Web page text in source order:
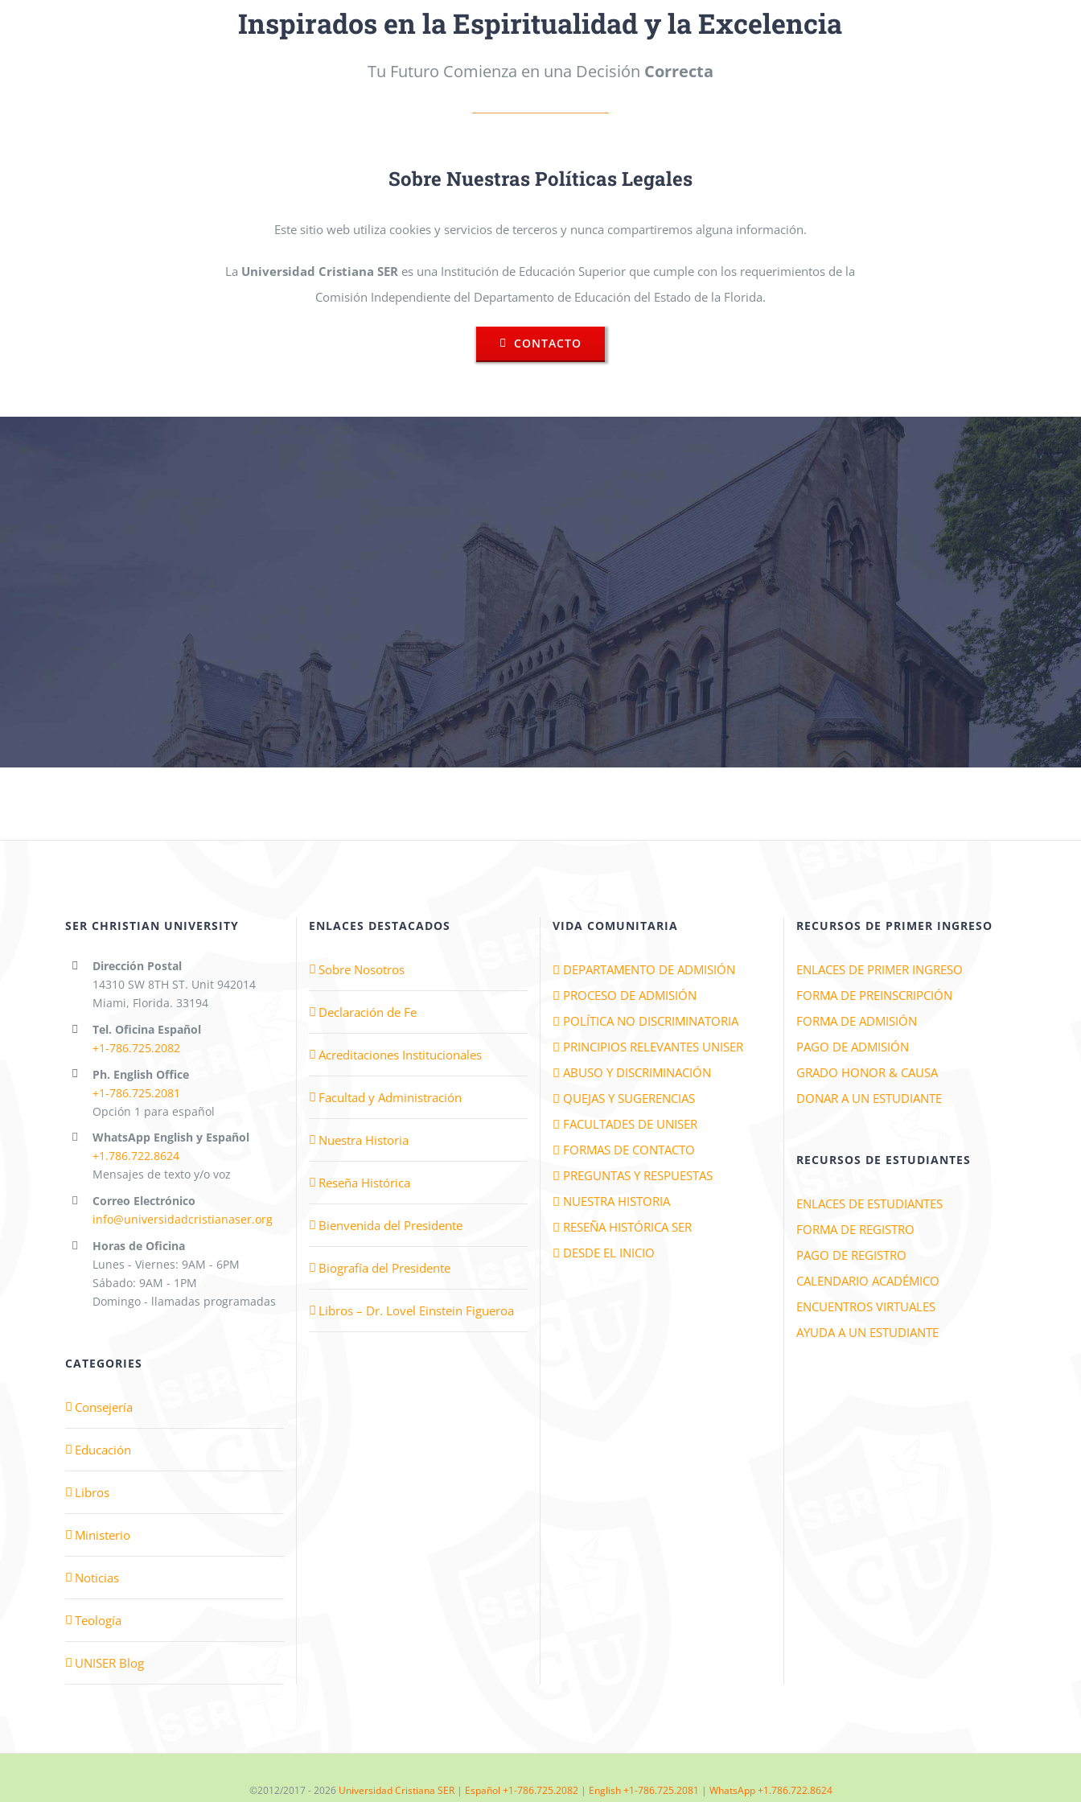
Inspirados en la Espiritualidad y la Excelencia
Tu Futuro Comienza en una Decisión Correcta
Sobre Nuestras Políticas Legales
Este sitio web utiliza cookies y servicios de terceros y nunca compartiremos alguna información.
La Universidad Cristiana SER es una Institución de Educación Superior que cumple con los requerimientos de la
Comisión Independiente del Departamento de Educación del Estado de la Florida.
CONTACTO
SER CHRISTIAN UNIVERSITY
Dirección Postal
14310 SW 8TH ST. Unit 942014
Miami, Florida. 33194
Tel. Oficina Español
+1-786.725.2082
Ph. English Office
+1-786.725.2081
Opción 1 para español
WhatsApp English y Español
+1.786.722.8624
Mensajes de texto y/o voz
Correo Electrónico
info@universidadcristianaser.org
Horas de Oficina
Lunes - Viernes: 9AM - 6PM
Sábado: 9AM - 1PM
Domingo - llamadas programadas
CATEGORIES
Consejería
Educación
Libros
Ministerio
Noticias
Teología
UNISER Blog
ENLACES DESTACADOS
Sobre Nosotros
Declaración de Fe
Acreditaciones Institucionales
Facultad y Administración
Nuestra Historia
Reseña Histórica
Bienvenida del Presidente
Biografía del Presidente
Libros – Dr. Lovel Einstein Figueroa
VIDA COMUNITARIA
DEPARTAMENTO DE ADMISIÓN
PROCESO DE ADMISIÓN
POLÍTICA NO DISCRIMINATORIA
PRINCIPIOS RELEVANTES UNISER
ABUSO Y DISCRIMINACIÓN
QUEJAS Y SUGERENCIAS
FACULTADES DE UNISER
FORMAS DE CONTACTO
PREGUNTAS Y RESPUESTAS
NUESTRA HISTORIA
RESEÑA HISTÓRICA SER
DESDE EL INICIO
RECURSOS DE PRIMER INGRESO
ENLACES DE PRIMER INGRESO
FORMA DE PREINSCRIPCIÓN
FORMA DE ADMISIÓN
PAGO DE ADMISIÓN
GRADO HONOR & CAUSA
DONAR A UN ESTUDIANTE
RECURSOS DE ESTUDIANTES
ENLACES DE ESTUDIANTES
FORMA DE REGISTRO
PAGO DE REGISTRO
CALENDARIO ACADÉMICO
ENCUENTROS VIRTUALES
AYUDA A UN ESTUDIANTE
©2012/2017 -2026 Universidad Cristiana SER| Español +1-786.725.2082| English +1-786.725.2081 | WhatsApp +1.786.722.8624